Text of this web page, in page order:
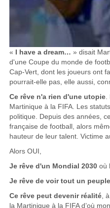
« I have a dream… » disait
d'une Coupe du monde de
Cap-Vert, dont les joueurs ont
pourrait-elle pas, elle aussi,
Ce rêve n'a rien d'une utopie
Martinique à la FIFA. Les
politique. Depuis des années,
française de football, alors
hauteur de leur talent. Victime
Alors OUI,
Je rêve d'un Mondial 2030 où
Je rêve de voir tout un
Ce rêve peut devenir réalité ,
la Martinique à la FIFA d’où